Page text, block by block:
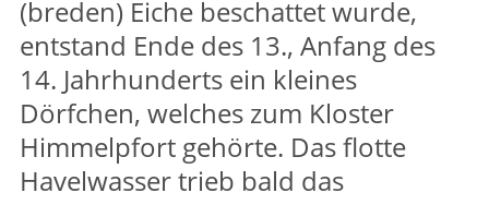
(breden) Eiche beschattet wurde,
entstand Ende des 13., Anfang des
14. Jahrhunderts ein kleines
Dörfchen, welches zum Kloster
Himmelpfort gehörte. Das flotte
Havelwasser trieb bald das